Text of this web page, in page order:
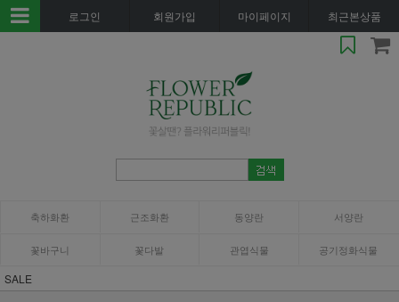
로그인 회원가입 마이페이지 최근본상품
축하화환 근조화환 동양란 서양란
꽃바구니 꽃다발 관엽식물 공기정화식물
SALE